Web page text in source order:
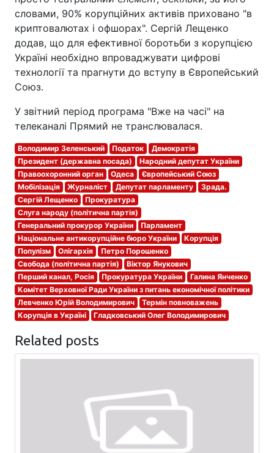
словами, 90% корупційних активів приховано "в
криптовалютах і офшорах". Сергій Лещенко
додав, що для ефективної боротьби з корупцією
Україні необхідно впроваджувати цифрові
технології та прагнути до вступу в Європейський
Союз.
У звітний період програма "Вже на часі" на
телеканалі Прямий не транслювалася.
Володимир Зеленський Податок
Демократія
Президент (державна посада)
Народний депутат України
Правоохоронний орган
Одеса
Європейський Союз
Мобілізація
Журналіст Депутат парламенту
Зрада.
Сергій Лещенко
Прокуратура
Слуга народу (політична партія)
Генеральний прокурор України
Парламент
Національне антикорупційне бюро України
Корупція
Популізм
Олігархія
Петро Порошенко
Свобода (політична партія)
Віктор Янукович
Перший канал, Росія
Прокуратура України
Галина Янченко
Комітет Верховної Ради України з питань економічної політики
Левченко Юрій Володимирович
Термін повноважень
Корупція в Україні
Гладковський Олег Володимирович
Related posts